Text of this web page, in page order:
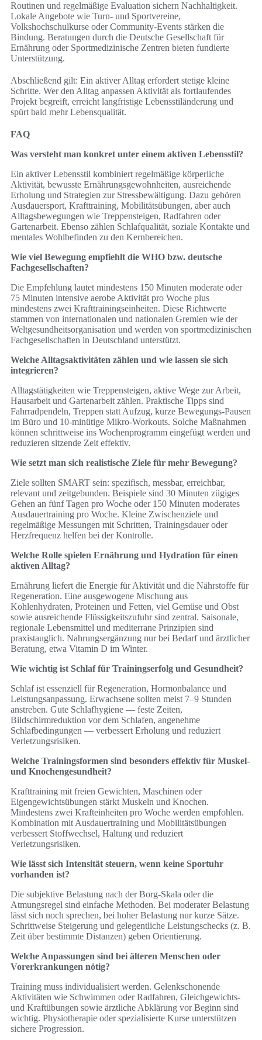
Routinen und regelmäßige Evaluation sichern Nachhaltigkeit.
Lokale Angebote wie Turn‑ und Sportvereine,
Volkshochschulkurse oder Community-Events stärken die
Bindung. Beratungen durch die Deutsche Gesellschaft für
Ernährung oder Sportmedizinische Zentren bieten fundierte
Unterstützung.
Abschließend gilt: Ein aktiver Alltag erfordert stetige kleine
Schritte. Wer den Alltag anpassen Aktivität als fortlaufendes
Projekt begreift, erreicht langfristige Lebensstiländerung und
spürt bald mehr Lebensqualität.
FAQ
Was versteht man konkret unter einem aktiven Lebensstil?
Ein aktiver Lebensstil kombiniert regelmäßige körperliche
Aktivität, bewusste Ernährungsgewohnheiten, ausreichende
Erholung und Strategien zur Stressbewältigung. Dazu gehören
Ausdauersport, Krafttraining, Mobilitätsübungen, aber auch
Alltagsbewegungen wie Treppensteigen, Radfahren oder
Gartenarbeit. Ebenso zählen Schlafqualität, soziale Kontakte und
mentales Wohlbefinden zu den Kernbereichen.
Wie viel Bewegung empfiehlt die WHO bzw. deutsche
Fachgesellschaften?
Die Empfehlung lautet mindestens 150 Minuten moderate oder
75 Minuten intensive aerobe Aktivität pro Woche plus
mindestens zwei Krafttrainingseinheiten. Diese Richtwerte
stammen von internationalen und nationalen Gremien wie der
Weltgesundheitsorganisation und werden von sportmedizinischen
Fachgesellschaften in Deutschland unterstützt.
Welche Alltagsaktivitäten zählen und wie lassen sie sich
integrieren?
Alltagstätigkeiten wie Treppensteigen, aktive Wege zur Arbeit,
Hausarbeit und Gartenarbeit zählen. Praktische Tipps sind
Fahrradpendeln, Treppen statt Aufzug, kurze Bewegungs-Pausen
im Büro und 10‑minütige Mikro‑Workouts. Solche Maßnahmen
können schrittweise ins Wochenprogramm eingefügt werden und
reduzieren sitzende Zeit effektiv.
Wie setzt man sich realistische Ziele für mehr Bewegung?
Ziele sollten SMART sein: spezifisch, messbar, erreichbar,
relevant und zeitgebunden. Beispiele sind 30 Minuten zügiges
Gehen an fünf Tagen pro Woche oder 150 Minuten moderates
Ausdauertraining pro Woche. Kleine Zwischenziele und
regelmäßige Messungen mit Schritten, Trainingsdauer oder
Herzfrequenz helfen bei der Kontrolle.
Welche Rolle spielen Ernährung und Hydration für einen
aktiven Alltag?
Ernährung liefert die Energie für Aktivität und die Nährstoffe für
Regeneration. Eine ausgewogene Mischung aus
Kohlenhydraten, Proteinen und Fetten, viel Gemüse und Obst
sowie ausreichende Flüssigkeitszufuhr sind zentral. Saisonale,
regionale Lebensmittel und mediterrane Prinzipien sind
praxistauglich. Nahrungsergänzung nur bei Bedarf und ärztlicher
Beratung, etwa Vitamin D im Winter.
Wie wichtig ist Schlaf für Trainingserfolg und Gesundheit?
Schlaf ist essenziell für Regeneration, Hormonbalance und
Leistungsanpassung. Erwachsene sollten meist 7–9 Stunden
anstreben. Gute Schlafhygiene — feste Zeiten,
Bildschirmreduktion vor dem Schlafen, angenehme
Schlafbedingungen — verbessert Erholung und reduziert
Verletzungsrisiken.
Welche Trainingsformen sind besonders effektiv für Muskel-
und Knochengesundheit?
Krafttraining mit freien Gewichten, Maschinen oder
Eigengewichtsübungen stärkt Muskeln und Knochen.
Mindestens zwei Krafteinheiten pro Woche werden empfohlen.
Kombination mit Ausdauertraining und Mobilitätsübungen
verbessert Stoffwechsel, Haltung und reduziert
Verletzungsrisiken.
Wie lässt sich Intensität steuern, wenn keine Sportuhr
vorhanden ist?
Die subjektive Belastung nach der Borg‑Skala oder die
Atmungsregel sind einfache Methoden. Bei moderater Belastung
lässt sich noch sprechen, bei hoher Belastung nur kurze Sätze.
Schrittweise Steigerung und gelegentliche Leistungschecks (z. B.
Zeit über bestimmte Distanzen) geben Orientierung.
Welche Anpassungen sind bei älteren Menschen oder
Vorerkrankungen nötig?
Training muss individualisiert werden. Gelenkschonende
Aktivitäten wie Schwimmen oder Radfahren, Gleichgewichts-
und Kraftübungen sowie ärztliche Abklärung vor Beginn sind
wichtig. Physiotherapie oder spezialisierte Kurse unterstützen
sichere Progression.